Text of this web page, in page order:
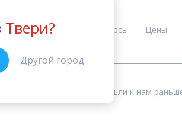
Тверь
Твери?
Другой город
Курсы Цены
3 сентября - дети пришли к нам